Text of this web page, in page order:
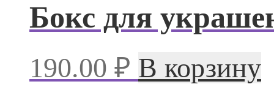
Бокс для
190.00 ₽ В корзину